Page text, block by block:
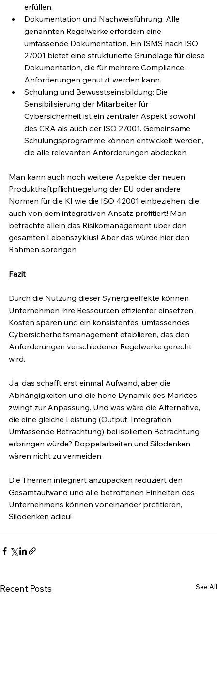
erfüllen.
Dokumentation und Nachweisführung: Alle
genannten Regelwerke erfordern eine
umfassende Dokumentation. Ein ISMS nach ISO
27001 bietet eine strukturierte Grundlage für diese
Dokumentation, die für mehrere Compliance-
Anforderungen genutzt werden kann.
Schulung und Bewusstseinsbildung: Die
Sensibilisierung der Mitarbeiter für
Cybersicherheit ist ein zentraler Aspekt sowohl
des CRA als auch der ISO 27001. Gemeinsame
Schulungsprogramme können entwickelt werden,
die alle relevanten Anforderungen abdecken.
Man kann auch noch weitere Aspekte der neuen
Produkthaftpflichtregelung der EU oder andere
Normen für die KI wie die ISO 42001 einbeziehen, die
auch von dem integrativen Ansatz profitiert! Man
betrachte allein das Risikomanagement über den
gesamten Lebenszyklus! Aber das würde hier den
Rahmen sprengen.
Fazit
Durch die Nutzung dieser Synergieeffekte können
Unternehmen ihre Ressourcen effizienter einsetzen,
Kosten sparen und ein konsistentes, umfassendes
Cybersicherheitsmanagement etablieren, das den
Anforderungen verschiedener Regelwerke gerecht
wird.
Ja, das schafft erst einmal Aufwand, aber die
Abhängigkeiten und die hohe Dynamik des Marktes
zwingt zur Anpassung. Und was wäre die Alternative,
die eine gleiche Leistung (Output, Integration,
Umfassende Betrachtung) bei isolierten Betrachtung
erbringen würde? Doppelarbeiten und Silodenken
wären nicht zu vermeiden.
Die Themen integriert anzupacken reduziert den
Gesamtaufwand und alle betroffenen Einheiten des
Unternehmens können voneinander profitieren,
Silodenken adieu!
Recent Posts See All